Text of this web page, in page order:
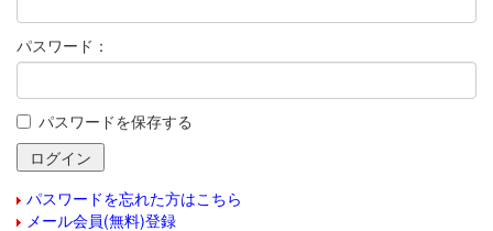
パスワード：
パスワードを保存する
パスワードを忘れた方はこちら
メール会員(無料)登録